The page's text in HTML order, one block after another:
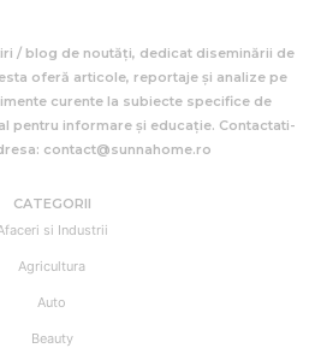
/ blog de noutăți, dedicat diseminării de
oferă articole, reportaje și analize pe
curente la subiecte specifice de
pentru informare și educație. Contactati-
contact@sunnahome.ro
CATEGORII
si Industrii
Agricultura
Auto
Beauty